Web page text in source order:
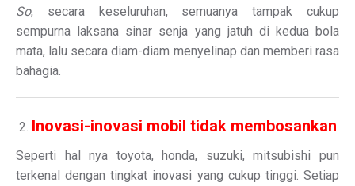
So, secara keseluruhan, semuanya tampak cukup
sempurna laksana sinar senja yang jatuh di kedua bola
mata, lalu secara diam-diam menyelinap dan memberi rasa
bahagia.
Inovasi-inovasi mobil tidak membosankan
Seperti hal nya toyota, honda, suzuki, mitsubishi pun
terkenal dengan tingkat inovasi yang cukup tinggi. Setiap